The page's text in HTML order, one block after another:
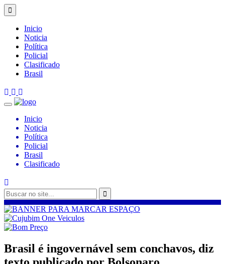
Inicio
Noticia
Política
Policial
Clasificado
Brasil
Inicio
Noticia
Política
Policial
Brasil
Clasificado
Brasil é ingovernável sem conchavos, diz